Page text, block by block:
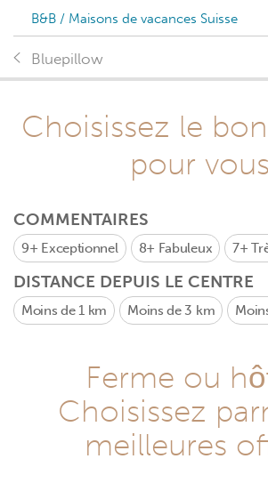
B&B / Maisons de vacances Suisse
Bluepillow
Choisissez le
pour vous
COMMENTAIRES
9+ Exceptionnel 8+ Fabuleux 7+
DISTANCE DEPUIS LE CENTRE
Moins de 1 km Moins de 3 km
Ferme ou
Choisissez
meilleures